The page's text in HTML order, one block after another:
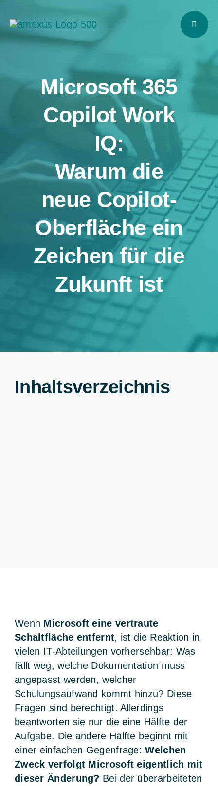
Inhalt
springen
Microsoft 365
Copilot Work
IQ:
Warum die
neue Copilot-
Oberfläche ein
Zeichen für die
Zukunft ist
Inhaltsverzeichnis
Wenn Microsoft eine vertraute
Schaltfläche entfernt, ist die Reaktion in
vielen IT-Abteilungen vorhersehbar: Was
fällt weg, welche Dokumentation muss
angepasst werden, welcher
Schulungsaufwand kommt hinzu? Diese
Fragen sind berechtigt. Allerdings
beantworten sie nur die eine Hälfte der
Aufgabe. Die andere Hälfte beginnt mit
einer einfachen Gegenfrage:Welchen
Zweck verfolgt Microsoft eigentlich mit
dieser Änderung? Bei der überarbeiteten